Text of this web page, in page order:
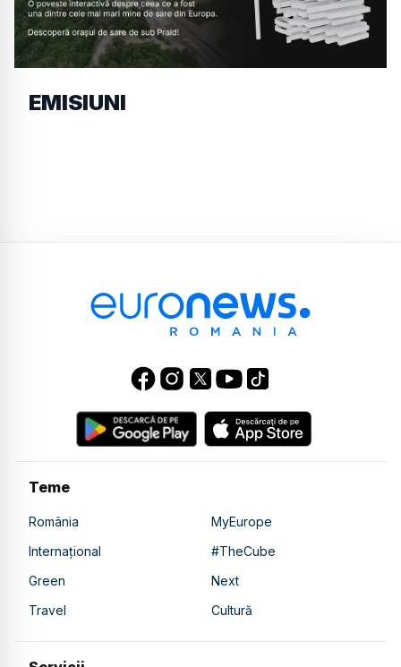
EMISIUNI
Teme
România
MyEurope
Internațional
#TheCube
Green
Next
Travel
Cultură